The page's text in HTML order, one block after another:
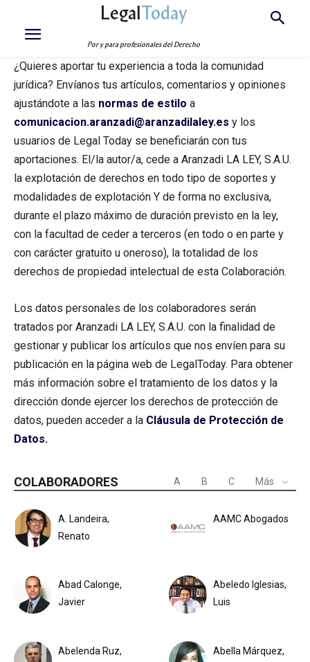
LegalToday
Por y para profesionales del Derecho
¿Quieres aportar tu experiencia a toda la comunidad
jurídica? Envíanos tus artículos, comentarios y opiniones
ajustándote a las normas de estilo a
comunicacion.aranzadi@aranzadilaley.es y los
usuarios de Legal Today se beneficiarán con tus
aportaciones. El/la autor/a, cede a Aranzadi LA LEY, S.A.U.
la explotación de derechos en todo tipo de soportes y
modalidades de explotación Y de forma no exclusiva,
durante el plazo máximo de duración previsto en la ley,
con la facultad de ceder a terceros (en todo o en parte y
con carácter gratuito u oneroso), la totalidad de los
derechos de propiedad intelectual de esta Colaboración.
Los datos personales de los colaboradores serán
tratados por Aranzadi LA LEY, S.A.U. con la finalidad de
gestionar y publicar los artículos que nos envíen para su
publicación en la página web de LegalToday. Para obtener
más información sobre el tratamiento de los datos y la
dirección donde ejercer los derechos de protección de
datos, pueden acceder a la Cláusula de Protección de
Datos.
COLABORADORES A B C Más
A. Landeira,
Renato
AAMC Abogados
Abad Calonge,
Javier
Abeledo Iglesias,
Luis
Abelenda Ruz,
Abella Márquez,